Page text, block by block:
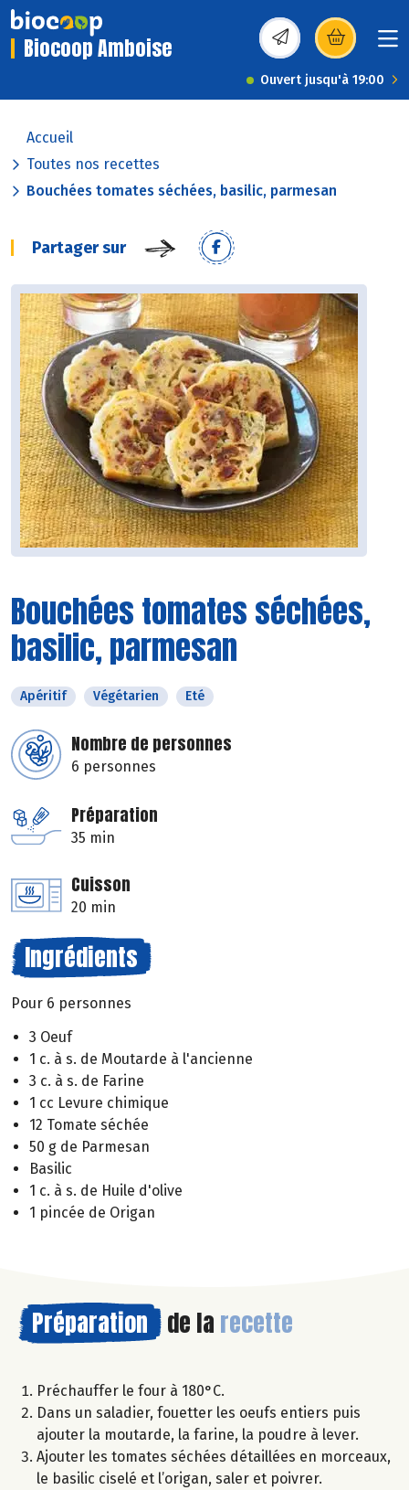
Biocoop Amboise (s’ouvre dans une
Ouvert jusqu'à 19:00
Accueil
Toutes nos recettes
Bouchées tomates séchées, basilic, parmesan
Partager sur
Bouchées tomates séchées,
basilic, parmesan
Apéritif Végétarien Eté
Nombre de personnes
6 personnes
Préparation
35 min
Cuisson
20 min
Ingrédients
Pour 6 personnes
3 Oeuf
1 c. à s. de Moutarde à l'ancienne
3 c. à s. de Farine
1 cc Levure chimique
12 Tomate séchée
50 g de Parmesan
Basilic
1 c. à s. de Huile d'olive
1 pincée de Origan
Préparation de la recette
Préchauffer le four à 180°C.
Dans un saladier, fouetter les oeufs entiers puis
ajouter la moutarde, la farine, la poudre à lever.
Ajouter les tomates séchées détaillées en morceaux,
le basilic ciselé et l’origan, saler et poivrer.